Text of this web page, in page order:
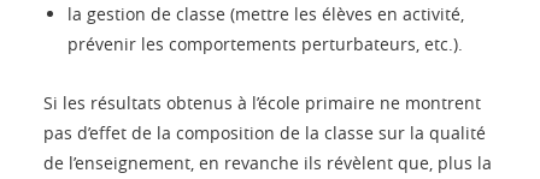
la gestion de classe (mettre les élèves en activité,
prévenir les comportements perturbateurs, etc.).
Si les résultats obtenus à l’école primaire ne montrent
pas d’effet de la composition de la classe sur la qualité
de l’enseignement, en revanche ils révèlent que, plus la